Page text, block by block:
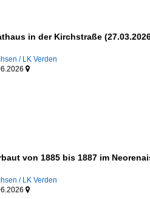
in der Kirchstraße
/ LK Verden

von 1885 bis 1887 im
/ LK Verden
